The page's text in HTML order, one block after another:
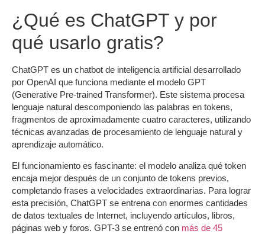
¿Qué es ChatGPT y por
qué usarlo gratis?
ChatGPT es un chatbot de inteligencia artificial desarrollado
por OpenAI que funciona mediante el modelo GPT
(Generative Pre-trained Transformer). Este sistema procesa
lenguaje natural descomponiendo las palabras en tokens,
fragmentos de aproximadamente cuatro caracteres, utilizando
técnicas avanzadas de procesamiento de lenguaje natural y
aprendizaje automático.
El funcionamiento es fascinante: el modelo analiza qué token
encaja mejor después de un conjunto de tokens previos,
completando frases a velocidades extraordinarias. Para lograr
esta precisión, ChatGPT se entrena con enormes cantidades
de datos textuales de Internet, incluyendo artículos, libros,
páginas web y foros. GPT-3 se entrenó con más de 45